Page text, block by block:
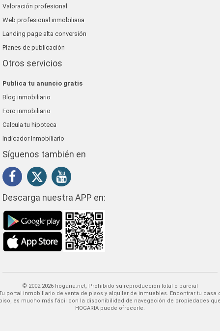
Valoración profesional
Web profesional inmobiliaria
Landing page alta conversión
Planes de publicación
Otros servicios
Publica tu anuncio gratis
Blog inmobiliario
Foro inmobiliario
Calcula tu hipoteca
Indicador Inmobiliario
Síguenos también en
Descarga nuestra APP en:
© 2002-2026 hogaria.net, Prohibido su reproducción total o parcial
Encontrar tu casa o
es mucho más fácil con la disponibilidad de navegación de propiedades
HOGARIA puede ofrecerle.